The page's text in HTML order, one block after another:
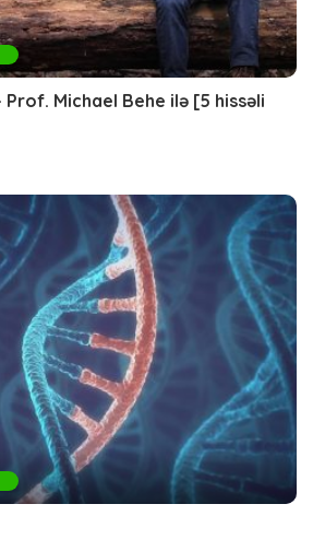
Prof. Michael Behe ilə [5 hissəli